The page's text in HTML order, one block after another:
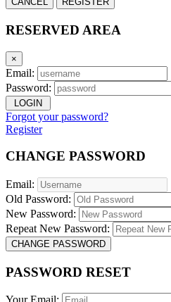
RESERVED AREA
×
Email:
Password:
LOGIN
Forgot your password?
Register
CHANGE PASSWORD
Email:
Old Password:
New Password:
Repeat New Password:
CHANGE PASSWORD
PASSWORD RESET